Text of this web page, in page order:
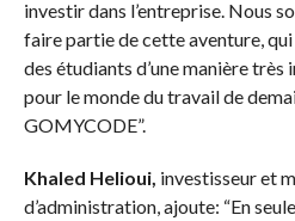
investir dans l’entreprise. Nous
faire partie de cette aventure,
des étudiants d’une manière
pour le monde du travail de
GOMYCODE”.
Khaled Helioui, investisseur et
d’administration, ajoute: “En